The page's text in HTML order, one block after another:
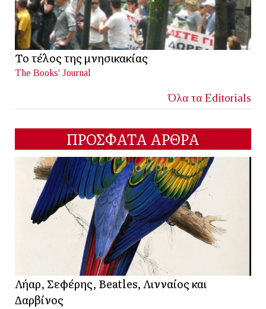
Το τέλος της μνησικακίας
The Books' Journal
Όλα τα Editorials
ΠΡΟΣΦΑΤΑ ΑΡΘΡΑ
Λήαρ, Σεφέρης, Beatles, Λινναίος και
Δαρβίνος